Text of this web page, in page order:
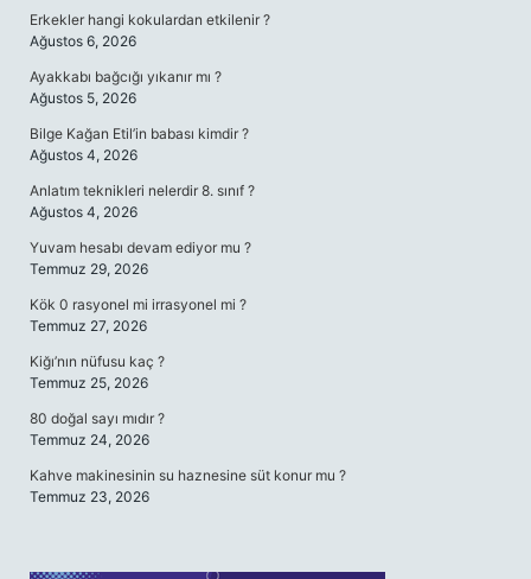
Erkekler hangi kokulardan etkilenir ?
Ağustos 6, 2026
Ayakkabı bağcığı yıkanır mı ?
Ağustos 5, 2026
Bilge Kağan Etil’in babası kimdir ?
Ağustos 4, 2026
Anlatım teknikleri nelerdir 8. sınıf ?
Ağustos 4, 2026
Yuvam hesabı devam ediyor mu ?
Temmuz 29, 2026
Kök 0 rasyonel mi irrasyonel mi ?
Temmuz 27, 2026
Kiğı’nın nüfusu kaç ?
Temmuz 25, 2026
80 doğal sayı mıdır ?
Temmuz 24, 2026
Kahve makinesinin su haznesine süt konur mu ?
Temmuz 23, 2026